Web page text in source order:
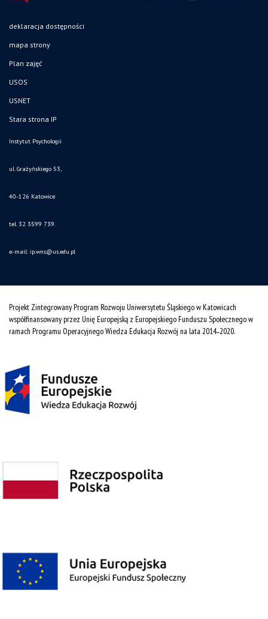
deklaracja dostępności
mapa strony
Plan zajęć
USOS
USNET
Stara strona IP
Instytut Psychologii
ul. Grażyńskiego 53,
40-126 Katowice
tel. 32 3599 739.
e-mail: ip.wns@us.edu.pl
Projekt Zintegrowany Program Rozwoju Uniwersytetu Śląskiego w Katowicach
współfinansowany przez Unię Europejską z Europejskiego Funduszu Społecznego w
ramach Programu Operacyjnego Wiedza Edukacja Rozwój na lata 2014˗2020.